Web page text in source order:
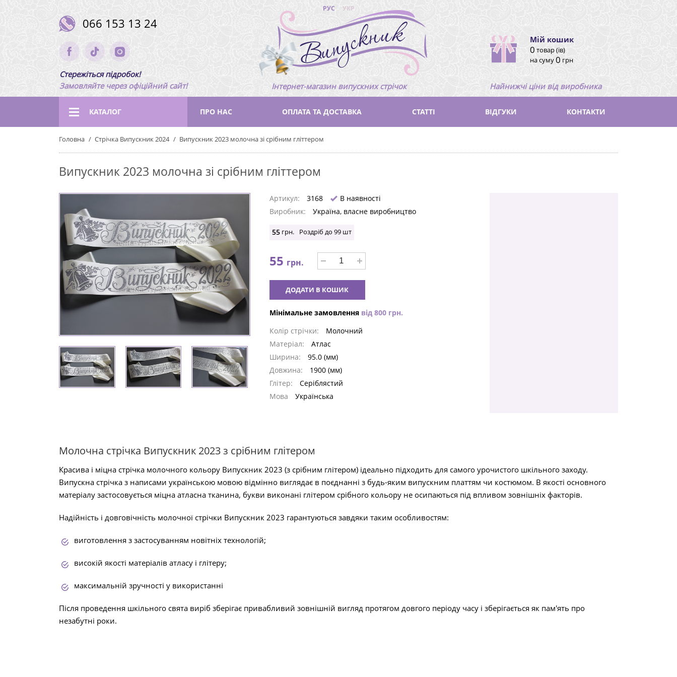
РУС УКР
066 153 13 24
Стережіться підробок!
Замовляйте через офіційний сайт!
Інтернет-магазин випускних стрічок
Мій кошик
0 товар (ів)
на суму0 грн
Найнижчі ціни від виробника
КАТАЛОГ ПРО НАС ОПЛАТА ТА ДОСТАВКА СТАТТІ ВІДГУКИ КОНТАКТИ
Головна Стрічка Випускник 2024 Випускник 2023 молочна зі срібним гліттером
Випускник 2023 молочна зі срібним гліттером
Артикул: 3168
В наявності
Виробник:
Україна, власне виробництво
55 грн. Роздріб до 99шт
55 грн.
ДОДАТИ В КОШИК
Мінімальне замовлення від 800 грн.
Колір стрічки:
Молочний
Матеріал:
Атлас
Ширина:
95.0 (мм)
Довжина:
1900 (мм)
Глітер:
Серіблястий
Мова
Українська
Молочна стрічка Випускник 2023 з срібним глітером
Красива і міцна стрічка молочного кольору Випускник 2023 (з срібним глітером) ідеально підходить для самого урочистого шкільного заходу.
Випускна стрічка з написами українською мовою відмінно виглядає в поєднанні з будь-яким випускним платтям чи костюмом. В якості основного
матеріалу застосовується міцна атласна тканина, букви виконані глітером срібного кольору не осипаються під впливом зовнішніх факторів.
Надійність і довговічність молочної стрічки Випускник 2023 гарантуються завдяки таким особливостям:
виготовлення з застосуванням новітніх технологій;
високій якості матеріалів атласу і глітеру;
максимальній зручності у використанні
Після проведення шкільного свята виріб зберігає привабливий зовнішній вигляд протягом довгого періоду часу і зберігається як пам'ять про
незабутні роки.